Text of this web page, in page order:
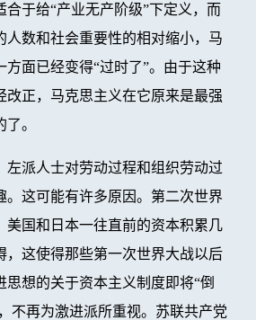
合于给“产业无产阶级”下定义，而
人数和社会重要性的相对缩小，马
方面已经变得“过时了”。由于这种
改正，马克思主义在它原来是最强
。
派人士对劳动过程和组织劳动过
。这可能有许多原因。第二次世界
美国和日本一往直前的资本积累几
，这使得那些第一次世界大战以后
思想的关于资本主义制度即将“倒
不再为激进派所重视。苏联共产党